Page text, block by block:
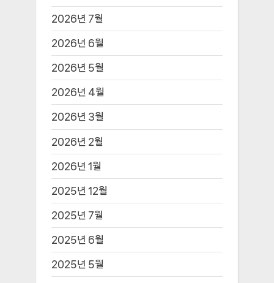
2026년 7월
2026년 6월
2026년 5월
2026년 4월
2026년 3월
2026년 2월
2026년 1월
2025년 12월
2025년 7월
2025년 6월
2025년 5월